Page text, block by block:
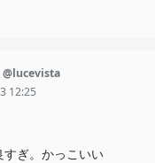
@lucevista
12:25
すぎ。かっこいい